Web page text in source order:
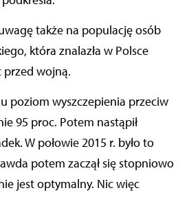
także na populację osób
która znalazła w Polsce
przed wojną.
poziom wyszczepienia przeciw
95 proc. Potem nastąpił
W połowie 2015 r. było to
potem zaczął się stopniowo
jest optymalny. Nic więc